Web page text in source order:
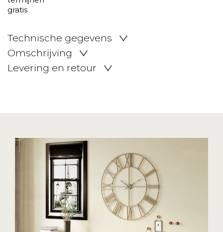
Technische gegevens
Omschrijving
Levering en retour